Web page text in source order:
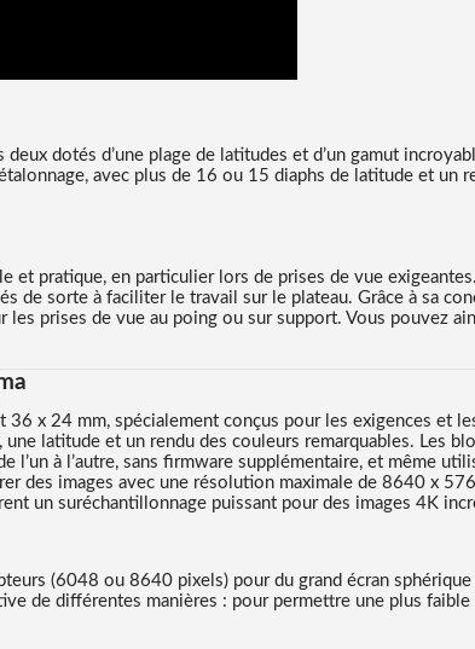
dotés d’une plage de latitudes et d’un gamut
avec plus de 16 ou 15 diaphs de latitude et un
et pratique, en particulier lors de prises de vue
de sorte à faciliter le travail sur le plateau. Grâce à sa
prises de vue au poing ou sur support. Vous pouvez
36 x 24 mm, spécialement conçus pour les exigences et
latitude et un rendu des couleurs remarquables. Les
l’un à l’autre, sans firmware supplémentaire, et même
des images avec une résolution maximale de 8640 x
un suréchantillonnage puissant pour des images 4K
(6048 ou 8640 pixels) pour du grand écran
de différentes manières : pour permettre une plus